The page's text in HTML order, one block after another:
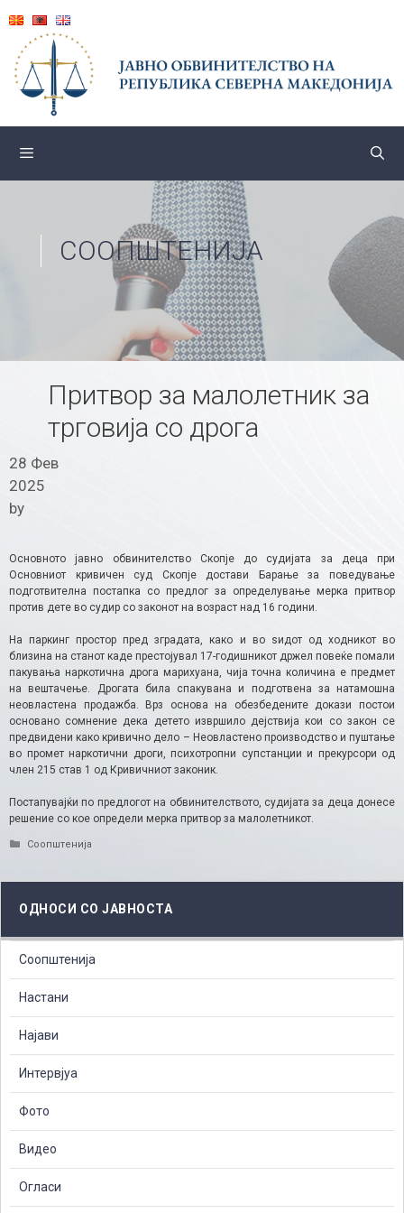
content
СООПШТЕНИЈА
Притвор за малолетник за
трговија со дрога
28 Фев
2025
by
Основното јавно обвинителство Скопје до судијата за деца при
Основниот кривичен суд Скопје достави Барање за поведување
подготвителна постапка со предлог за определување мерка притвор
против дете во судир со законот на возраст над 16 години.
На паркинг простор пред зградата, како и во ѕидот од ходникот во
близина на станот каде престојувал 17-годишникот држел повеќе помали
пакувања наркотична дрога марихуана, чија точна количина е предмет
на вештачење. Дрогата била спакувана и подготвена за натамошна
неовластена продажба. Врз основа на обезбедените докази постои
основано сомнение дека детето извршило дејствија кои со закон се
предвидени како кривично дело – Неовластено производство и пуштање
во промет наркотични дроги, психотропни супстанции и прекурсори од
член 215 став 1 од Кривичниот законик.
Постапувајќи по предлогот на обвинителството, судијата за деца донесе
решение со кое определи мерка притвор за малолетникот.
Categories
Соопштенија
ОДНОСИ СО ЈАВНОСТА
Соопштенија
Настани
Најави
Интервјуа
Фото
Видео
Огласи